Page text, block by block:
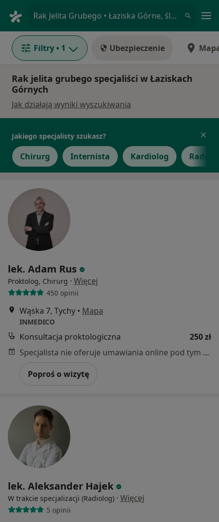
Rak Jelita Grubego • Łaziska Górne, śląskie
Filtry • 1 Ubezpieczenie
Rak jelita grubego specjaliści w Łaziskach
Górnych
Jak działają wyniki wyszukiwania
Jakiego specjalisty szukasz?
Chirurg Internista Kardiolog
lek. Adam Rus
Proktolog, Chirurg · Więcej
450 opinii
Wąska 7, Tychy • Mapa
INMEDICO
Konsultacja proktologiczna
250 zł
Specjalista nie oferuje umawiania online pod tym adresem.
Poproś o wizytę
lek. Aleksander Hajek
W trakcie specjalizacji (Radiolog) · Więcej
5 opinii